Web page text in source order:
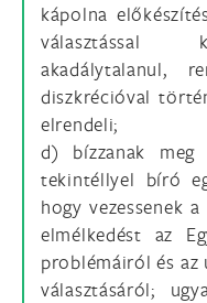
kápolna
választással
akadálytalanul,
diszkrécióval
elrendeli;
d) bízzanak
tekintéllyel bíró
hogy vezessenek
elmélkedést az
problémáiról és
választásáról;